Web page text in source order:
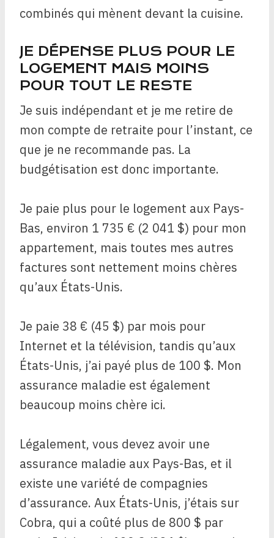
combinés qui mènent devant la cuisine.
JE DÉPENSE PLUS POUR LE
LOGEMENT MAIS MOINS
POUR TOUT LE RESTE
Je suis indépendant et je me retire de
mon compte de retraite pour l’instant, ce
que je ne recommande pas. La
budgétisation est donc importante.
Je paie plus pour le logement aux Pays-
Bas, environ 1 735 € (2 041 $) pour mon
appartement, mais toutes mes autres
factures sont nettement moins chères
qu’aux États-Unis.
Je paie 38 € (45 $) par mois pour
Internet et la télévision, tandis qu’aux
États-Unis, j’ai payé plus de 100 $. Mon
assurance maladie est également
beaucoup moins chère ici.
Légalement, vous devez avoir une
assurance maladie aux Pays-Bas, et il
existe une variété de compagnies
d’assurance. Aux États-Unis, j’étais sur
Cobra, qui a coûté plus de 800 $ par